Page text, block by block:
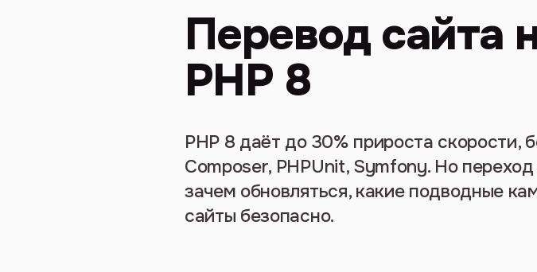
Перевод сайта
PHP 8
PHP 8 даёт до 30% прироста
Composer, PHPUnit, Symfony. Но
зачем обновляться, какие подводные
сайты безопасно.